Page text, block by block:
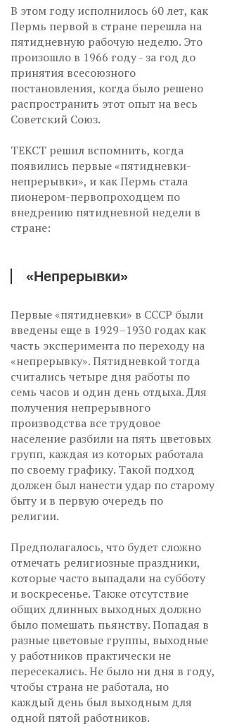
В этом году исполнилось 60 лет, как
Пермь первой в стране перешла на
пятидневную рабочую неделю. Это
произошло в 1966 году - за год до
принятия всесоюзного
постановления, когда было решено
распространить этот опыт на весь
Советский Союз.
ТЕКСТ решил вспомнить, когда
появились первые «пятидневки-
непрерывки», и как Пермь стала
пионером-первопроходцем по
внедрению пятидневной недели в
стране:
«Непрерывки»
Первые «пятидневки» в СССР были
введены еще в 1929–1930 годах как
часть эксперимента по переходу на
«непрерывку». Пятидневкой тогда
считались четыре дня работы по
семь часов и один день отдыха. Для
получения непрерывного
производства все трудовое
население разбили на пять цветовых
групп, каждая из которых работала
по своему графику. Такой подход
должен был нанести удар по старому
быту и в первую очередь по
религии.
Предполагалось, что будет сложно
отмечать религиозные праздники,
которые часто выпадали на субботу
и воскресенье. Также отсутствие
общих длинных выходных должно
было помешать пьянству. Попадая в
разные цветовые группы, выходные
у работников практически не
пересекались. Не было ни дня в году,
чтобы страна не работала, но
каждый день был выходным для
одной пятой работников.